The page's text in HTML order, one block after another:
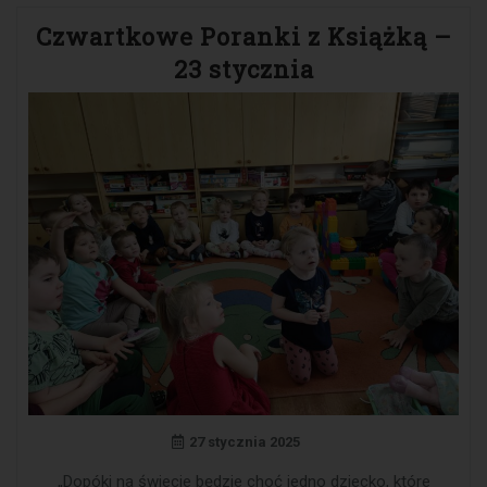
Czwartkowe Poranki z Książką –
23 stycznia
27 stycznia 2025
„Dopóki na świecie będzie choć jedno dziecko, które